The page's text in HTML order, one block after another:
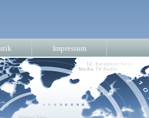
Impressum